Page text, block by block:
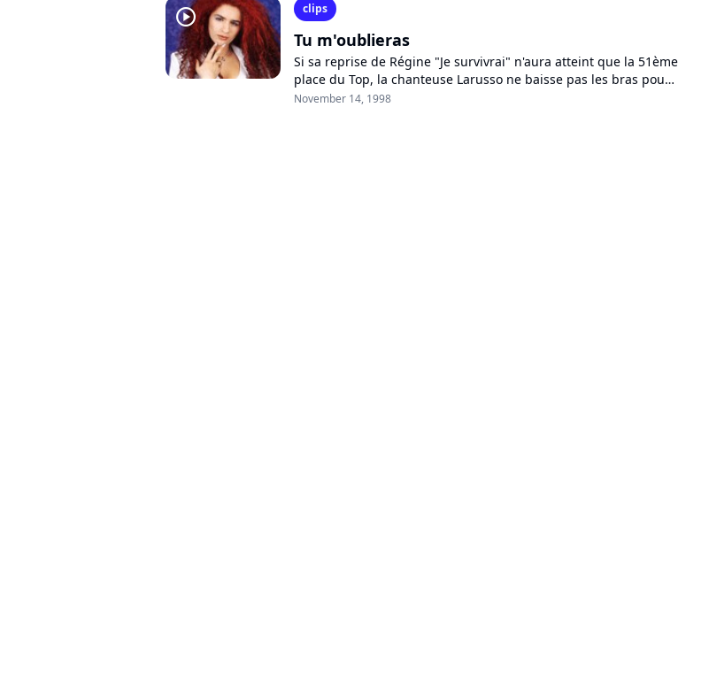
player2 clips
Tu m'oublieras
Si sa reprise de Régine "Je survivrai" n'aura atteint que la 51ème
place du Top, la chanteuse Larusso ne baisse pas les bras pour
autant, et revient avec...
November 14, 1998